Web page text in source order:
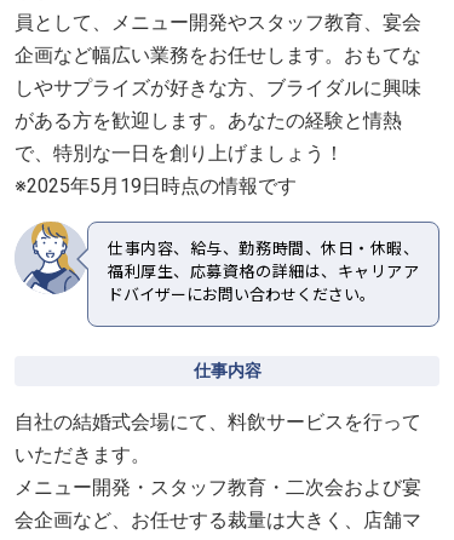
員として、メニュー開発やスタッフ教育、宴会
企画など幅広い業務をお任せします。おもてな
しやサプライズが好きな方、ブライダルに興味
がある方を歓迎します。あなたの経験と情熱
で、特別な一日を創り上げましょう！
※2025年5月19日時点の情報です
仕事内容、給与、勤務時間、休日・休暇、
福利厚生、応募資格の詳細は、キャリアア
ドバイザーにお問い合わせください。
仕事内容
自社の結婚式会場にて、料飲サービスを行って
いただきます。
メニュー開発・スタッフ教育・二次会および宴
会企画など、お任せする裁量は大きく、店舗マ